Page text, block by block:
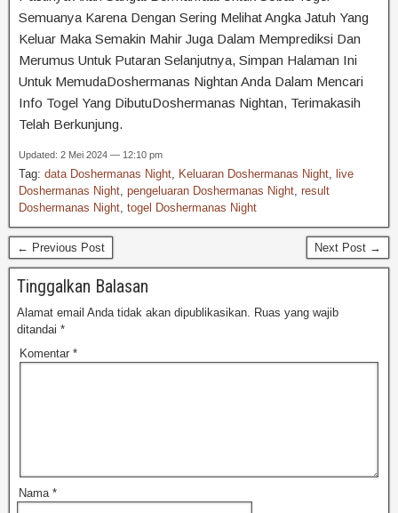
Semuanya Karena Dengan Sering Melihat Angka Jatuh Yang
Keluar Maka Semakin Mahir Juga Dalam Memprediksi Dan
Merumus Untuk Putaran Selanjutnya, Simpan Halaman Ini
Untuk MemudaDoshermanas Nightan Anda Dalam Mencari
Info Togel Yang DibutuDoshermanas Nightan, Terimakasih
Telah Berkunjung.
Updated: 2 Mei 2024 — 12:10 pm
Tag: data Doshermanas Night Keluaran Doshermanas Night
live
Doshermanas Night pengeluaran Doshermanas Night result
Doshermanas Night togel Doshermanas Night
← Previous Post Next Post →
Tinggalkan Balasan
Alamat email Anda tidak akan dipublikasikan.
Ruas yang wajib
ditandai *
Komentar *
Nama *